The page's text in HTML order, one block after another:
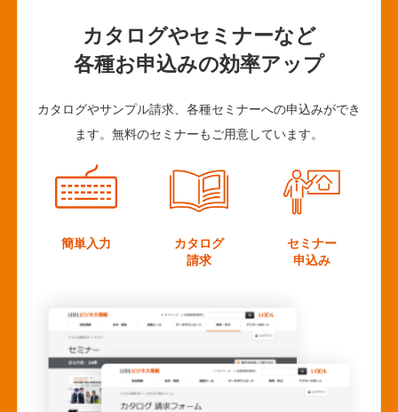
カタログやセミナーなど
各種お申込みの効率アップ
カタログやサンプル請求、各種セミナーへの申込みができ
ます。無料のセミナーもご用意しています。
簡単入力
カタログ
請求
セミナー
申込み